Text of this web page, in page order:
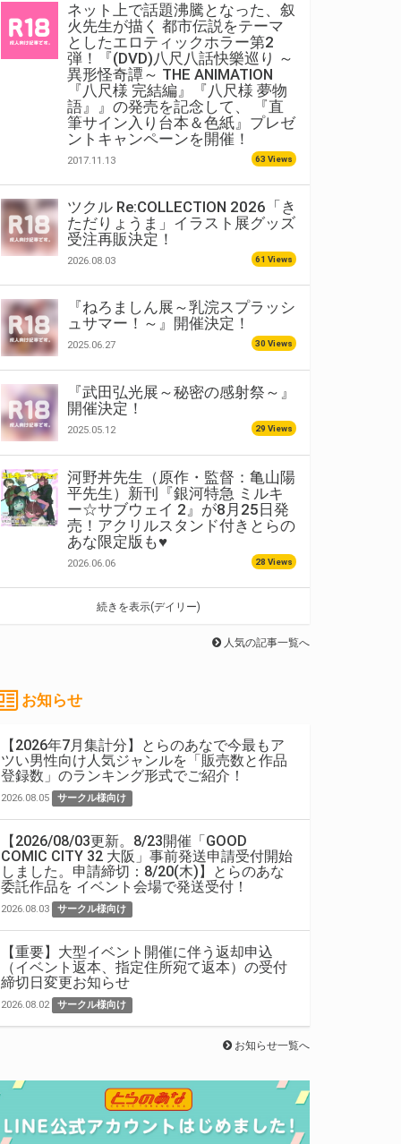
ネット上で話題沸騰となった、叙
火先生が描く 都市伝説をテーマ
としたエロティックホラー第2
弾！『(DVD)八尺八話快樂巡り ～
異形怪奇譚～ THE ANIMATION
『八尺様 完結編』『八尺様 夢物
語』』の発売を記念して、 『直
筆サイン入り台本＆色紙』プレゼ
ントキャンペーンを開催！
2017.11.13 63 Views
ツクル Re:COLLECTION 2026「き
ただりょうま」イラスト展グッズ
受注再販決定！
2026.08.03 61 Views
『ねろましん展～乳浣スプラッシ
ュサマー！～』開催決定！
2025.06.27 30 Views
『武田弘光展～秘密の感射祭～』
開催決定！
2025.05.12 29 Views
河野丼先生（原作・監督：亀山陽
平先生）新刊『銀河特急 ミルキ
ー☆サブウェイ 2』が8月25日発
売！アクリルスタンド付きとらの
あな限定版も♥
2026.06.06 28 Views
続きを表示(デイリー)
人気の記事一覧へ
お知らせ
【2026年7月集計分】とらのあなで今最もア
ツい男性向け人気ジャンルを「販売数と作品
登録数」のランキング形式でご紹介！
2026.08.05 サークル様向け
【2026/08/03更新。8/23開催「GOOD
COMIC CITY 32 大阪」事前発送申請受付開始
しました。申請締切：8/20(木)】とらのあな
委託作品を イベント会場で発送受付！
2026.08.03 サークル様向け
【重要】大型イベント開催に伴う返却申込
（イベント返本、指定住所宛て返本）の受付
締切日変更お知らせ
2026.08.02 サークル様向け
お知らせ一覧へ